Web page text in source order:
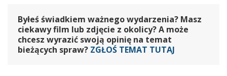
Byłeś świadkiem ważnego wydarzenia? Masz
ciekawy film lub zdjęcie z okolicy? A może
chcesz wyrazić swoją opinię na temat
bieżących spraw? ZGŁOŚ TEMAT TUTAJ